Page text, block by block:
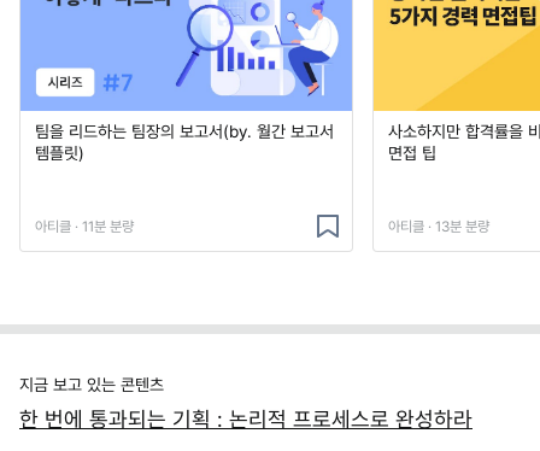
팀을 리드하는 팀장의 보고서(by. 월간 보고서
템플릿)
아티클 · 11분 분량
사소하지만 합격률을
면접 팁
아티클 · 13분 분량
지금 보고 있는 콘텐츠
한 번에 통과되는 기획 : 논리적 프로세스로 완성하라